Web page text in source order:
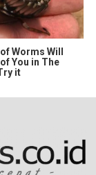
Worms Will
You in The
it